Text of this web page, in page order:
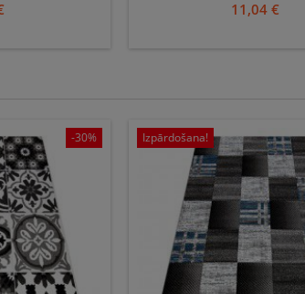
matētseriāls :
Pārklājums:
polipropilēna ▪ ražošanas
11,04 €
-30% Izpārdošana!